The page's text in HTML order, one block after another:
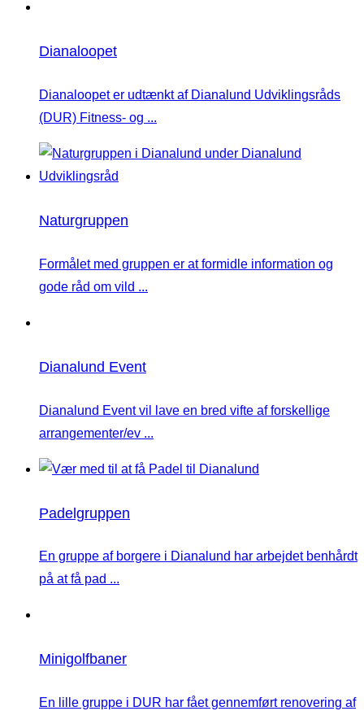
Dianaloopet
Dianaloopet er udtænkt af Dianalund Udviklingsråds
(DUR) Fitness- og ...
Naturgruppen
Formålet med gruppen er at formidle information og
gode råd om vild ...
Dianalund Event
Dianalund Event vil lave en bred vifte af forskellige
arrangementer/ev ...
Padelgruppen
En gruppe af borgere i Dianalund har arbejdet benhårdt
på at få pad ...
Minigolfbaner
En lille gruppe i DUR har fået gennemført renovering af